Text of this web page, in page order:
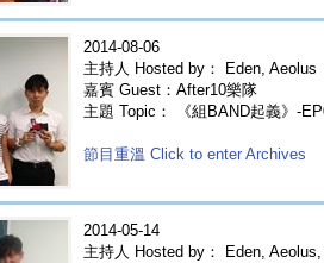
2014-08-06
主持人 Hosted by： Eden, Aeolus
嘉賓 Guest：After10樂隊
主題 Topic： 《組BAND起義》-
節目重溫 Click to enter Archives
2014-05-14
主持人 Hosted by： Eden,